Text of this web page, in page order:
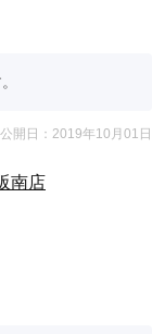
開日：2019年10月01日
南店